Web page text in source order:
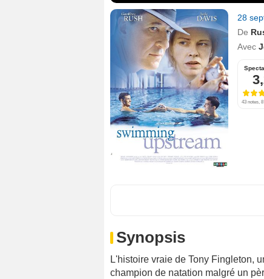
28
De
Avec
43 notes,
Synopsis
L'histoire vraie de Tony Fingleton,
champion de natation malgré un